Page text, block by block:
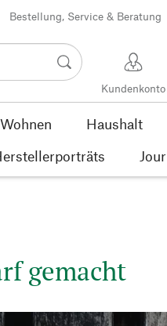
Bestellung, Service & Beratung
Kundenkonto
Wohnen Haushalt
gemacht